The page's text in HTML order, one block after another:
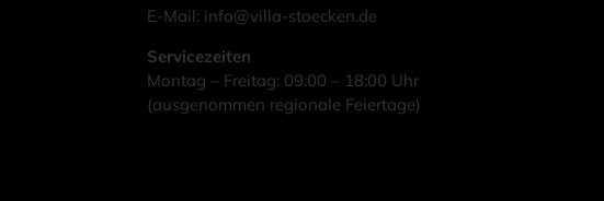
E-Mail: info@villa-stoecken.de
Servicezeiten
Montag – Freitag: 09:00 – 18:00 Uhr
(ausgenommen regionale Feiertage)